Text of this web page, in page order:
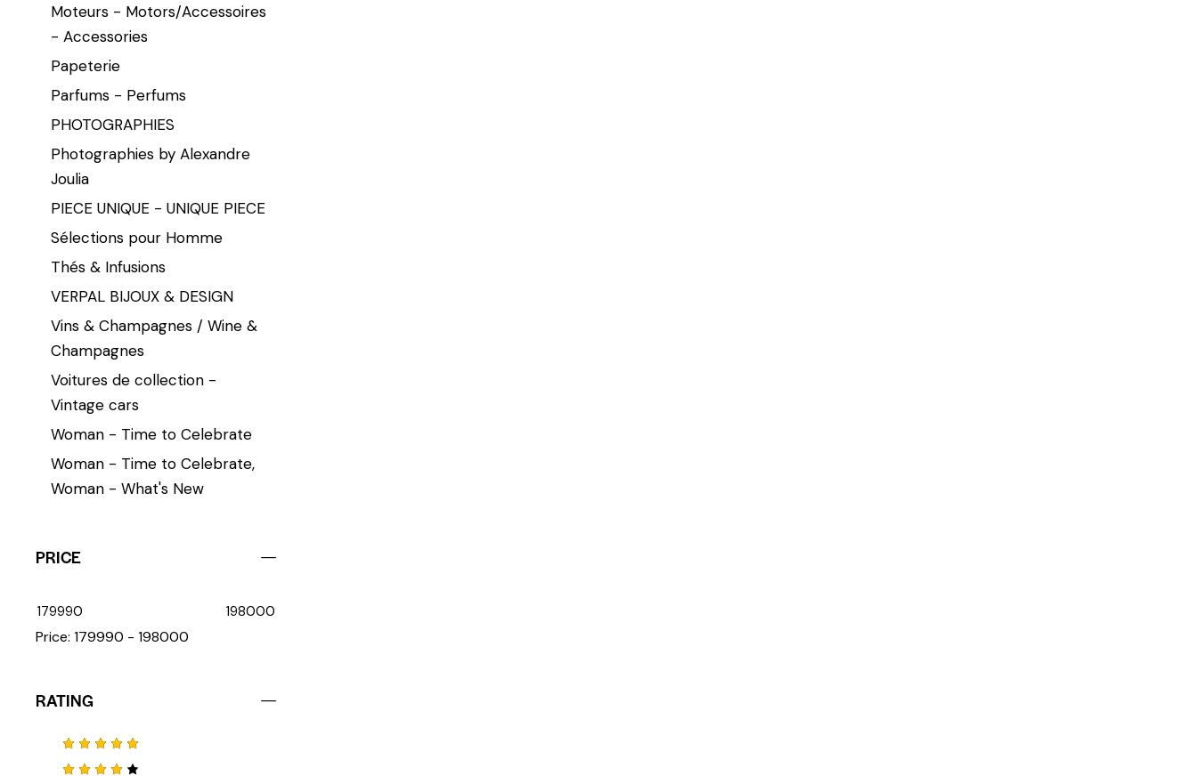
Moteurs - Motors/Accessoires
- Accessories
Papeterie
Parfums - Perfums
PHOTOGRAPHIES
Photographies by Alexandre
Joulia
PIECE UNIQUE - UNIQUE PIECE
Sélections pour Homme
Thés & Infusions
VERPAL BIJOUX & DESIGN
Vins & Champagnes / Wine &
Champagnes
Voitures de collection -
Vintage cars
Woman - Time to Celebrate
Woman - Time to Celebrate,
Woman - What's New
PRICE
179990 198000
Price: 179990 - 198000
RATING
Note
5